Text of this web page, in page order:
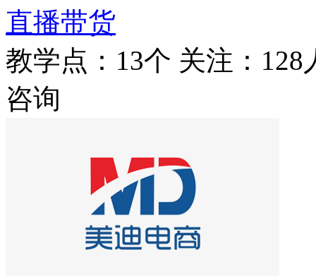
直播带货
教学点：13个 关注：128
咨询